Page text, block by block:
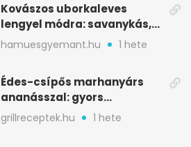
Kovászos uborkaleves
lengyel módra: savanykás,
kapros, meglepően
tartalmas
hamuesgyemant.hu 1 hete
Édes-csípős marhanyárs
ananásszal: gyors
grillrecept jalapeñóval
grillreceptek.hu 1 hete